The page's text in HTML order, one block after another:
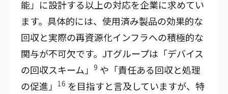
能」に設計する以上の対応を企業に求めてい
ます。具体的には、使用済み製品の効果的な
回収と実際の再資源化インフラへの積極的な
関与が不可欠です。JTグループは「デバイス
の回収スキーム」 9 や「責任ある回収と処理
の促進」 16 を目指すと言及していますが、特